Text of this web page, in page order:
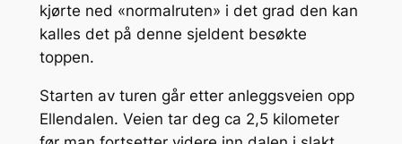
kjørte ned «normalruten» i det grad den kan
kalles det på denne sjeldent besøkte
toppen.
Starten av turen går etter anleggsveien opp
Ellendalen. Veien tar deg ca 2,5 kilometer